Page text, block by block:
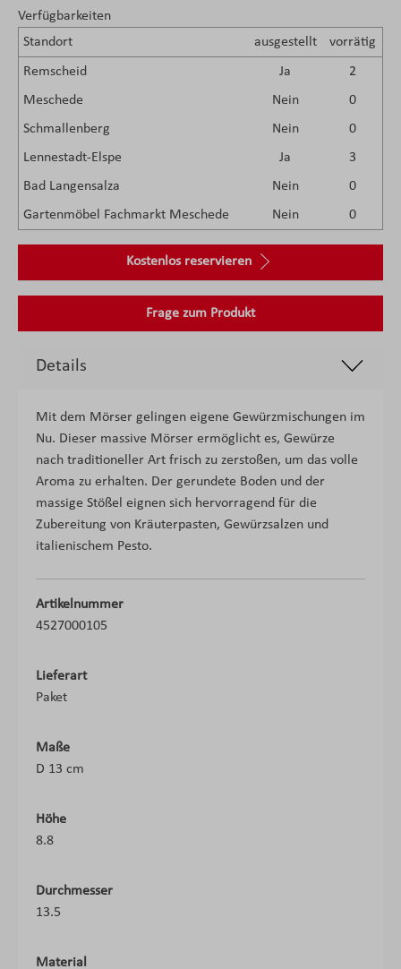
Verfügbarkeiten
Standort
ausgestellt vorrätig
Remscheid Ja
2
Meschede
Nein
0
Schmallenberg
Nein
0
Lennestadt-Elspe
Ja
3
Bad Langensalza
Nein
0
Gartenmöbel Fachmarkt Meschede
Nein 0
Kostenlos reservieren
Frage zum Produkt
Details
Mit dem Mörser gelingen eigene Gewürzmischungen im
Nu. Dieser massive Mörser ermöglicht es, Gewürze
nach traditioneller Art frisch zu zerstoßen, um das volle
Aroma zu erhalten. Der gerundete Boden und der
massige Stößel eignen sich hervorragend für die
Zubereitung von Kräuterpasten, Gewürzsalzen und
italienischem Pesto.
Artikelnummer
4527000105
Lieferart
Paket
Maße
D 13 cm
Höhe
8.8
Durchmesser
13.5
Material